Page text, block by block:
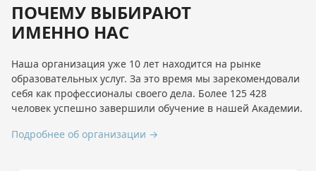
ПОЧЕМУ ВЫБИРАЮТ
ИМЕННО НАС
Наша организация уже 10 лет находится на рынке
образовательных услуг. За это время мы зарекомендовали
себя как профессионалы своего дела. Более 125 428
человек успешно завершили обучение в нашей Академии.
Подробнее об организации →